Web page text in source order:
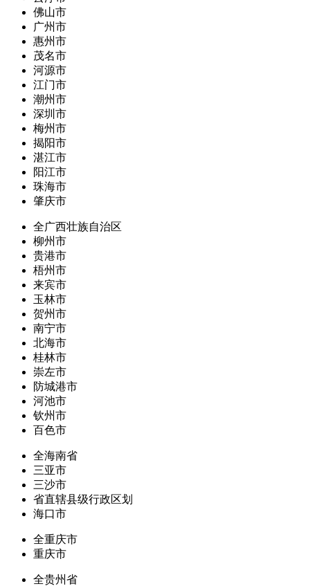
佛山市
广州市
惠州市
茂名市
河源市
江门市
潮州市
深圳市
梅州市
揭阳市
湛江市
阳江市
珠海市
肇庆市
全广西壮族自治区
柳州市
贵港市
梧州市
来宾市
玉林市
贺州市
南宁市
北海市
桂林市
崇左市
防城港市
河池市
钦州市
百色市
全海南省
三亚市
三沙市
省直辖县级行政区划
海口市
全重庆市
重庆市
全贵州省